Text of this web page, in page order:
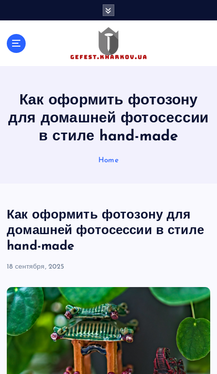
Как оформить фотозону
для домашней фотосессии
в стиле hand-made
Home
Как оформить фотозону для
домашней фотосессии в стиле
hand-made
18 сентября, 2025